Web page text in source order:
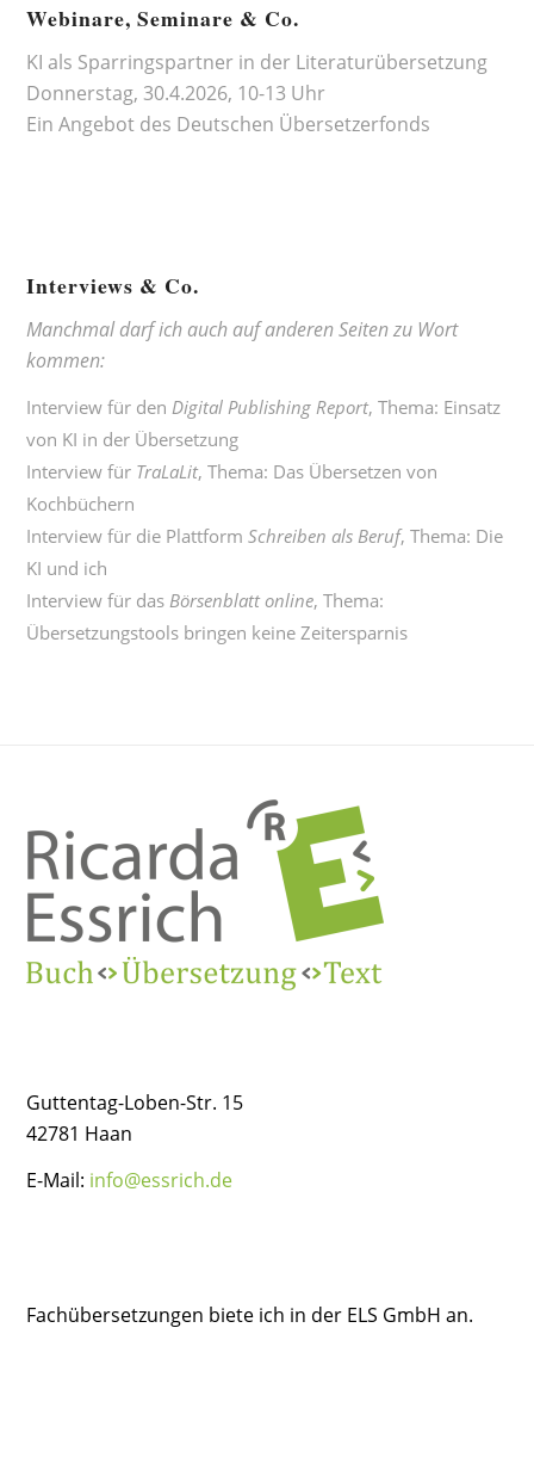
Webinare, Seminare & Co.
KI als Sparringspartner in der Literaturübersetzung
Donnerstag, 30.4.2026, 10-13 Uhr
Ein Angebot des Deutschen Übersetzerfonds
Interviews & Co.
Manchmal darf ich auch auf anderen Seiten zu Wort
kommen:
Interview für denDigital Publishing Report, Thema: Einsatz
von KI in der Übersetzung
Interview für TraLaLit, Thema: Das Übersetzen von
Kochbüchern
Interview für die PlattformSchreiben als Beruf, Thema: Die
KI und ich
Interview für dasBörsenblatt online, Thema:
Übersetzungstools bringen keine Zeitersparnis
Guttentag-Loben-Str. 15
42781 Haan
E-Mail: info@essrich.de
Fachübersetzungen biete ich in der ELS GmbH an.